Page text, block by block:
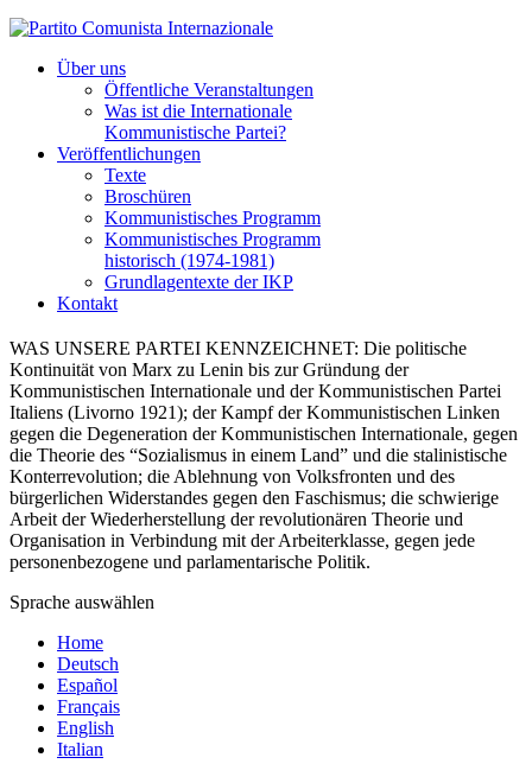
Über uns
Öffentliche Veranstaltungen
Was ist die Internationale
Kommunistische Partei?
Veröffentlichungen
Texte
Broschüren
Kommunistisches Programm
Kommunistisches Programm
historisch (1974-1981)
Grundlagentexte der IKP
Kontakt
WAS UNSERE PARTEI KENNZEICHNET: Die politische
Kontinuität von Marx zu Lenin bis zur Gründung der
Kommunistischen Internationale und der Kommunistischen Partei
Italiens (Livorno 1921); der Kampf der Kommunistischen Linken
gegen die Degeneration der Kommunistischen Internationale, gegen
die Theorie des “Sozialismus in einem Land” und die stalinistische
Konterrevolution; die Ablehnung von Volksfronten und des
bürgerlichen Widerstandes gegen den Faschismus; die schwierige
Arbeit der Wiederherstellung der revolutionären Theorie und
Organisation in Verbindung mit der Arbeiterklasse, gegen jede
personenbezogene und parlamentarische Politik.
Sprache auswählen
Home
Deutsch
Español
Français
English
Italian